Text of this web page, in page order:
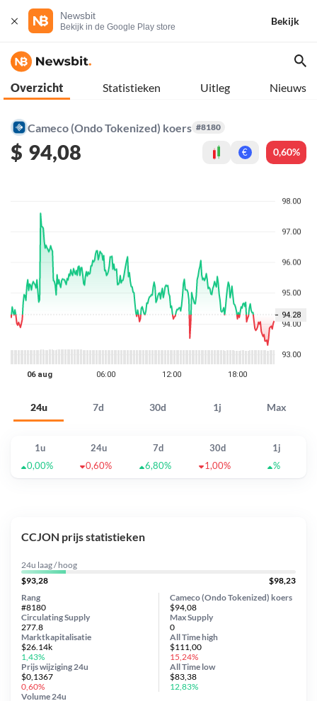
Newsbit
Bekijk in de Google Play store
Bekijk
Overzicht Statistieken Uitleg Nieuws
Cameco (Ondo Tokenized) koers #8180
$ 94,08 € 0,60%
24u 7d 30d 1j Max
1u 24u 7d 30d
1j
0,00%
0,60% 6,80% 1,00% %
CCJON prijs statistieken
24u laag / hoog
$93,28
$98,23
Cameco (Ondo Tokenized) koers
$94,08
Circulating Supply
277.8
Prijs wijziging 24u
$0,1367
0,60%
Max Supply
0
Marktkapitalisatie
$26.14k
1,43%
Volume 24u
Rang
#8180
All Timehigh
$111,00
15,24%
All Time low
$83,38
12,83%